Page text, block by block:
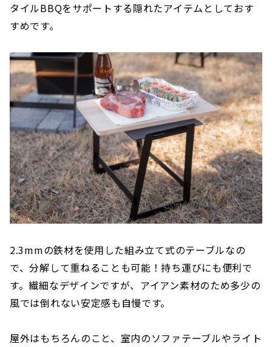
タイルBBQをサポートする隠れたアイテムとしておす
すめです。
2.3mmの鉄材を使用した組み立て式のテーブルなの
で、分解して重ねることも可能！持ち運びにも便利で
す。繊細なデザインですが、アイアン素材のため多少の
風では倒れない安定感も自慢です。
屋外はもちろんのこと、室内のソファテーブルやライト